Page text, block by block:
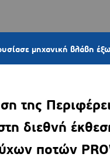
βλάβη έξω από το
της
διεθνή
ποτών